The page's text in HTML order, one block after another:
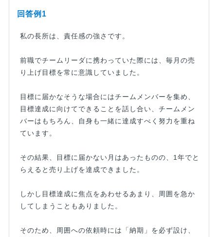
回答例1
私の長所は、責任感の強さです。
前職でチームリーダに携わっていた際には、毎月の売
り上げ目標を常に意識していました。
目標に届かなそうな場合にはチームメンバーを集め、
目標達成に向けてできることを話し合い、チームメン
バーはもちろん、自身も一緒に達成すべく努力を重ね
ています。
その結果、目標に届かない月はあったものの、1年でと
らえると売り上げを達成できました。
しかし目標達成に焦点をあわせるあまり、周囲を急か
してしまうこともありました。
そのため、周囲への依頼時には「納期」を必ず設け、